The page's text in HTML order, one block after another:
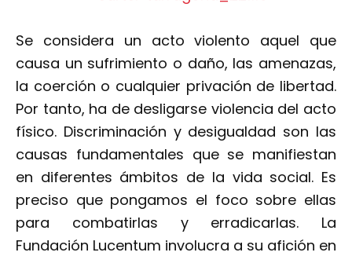
Se considera un acto violento aquel que
causa un sufrimiento o daño, las amenazas,
la coerción o cualquier privación de libertad.
Por tanto, ha de desligarse violencia del acto
físico. Discriminación y desigualdad son las
causas fundamentales que se manifiestan
en diferentes ámbitos de la vida social. Es
preciso que pongamos el foco sobre ellas
para combatirlas y erradicarlas. La
Fundación Lucentum involucra a su afición en